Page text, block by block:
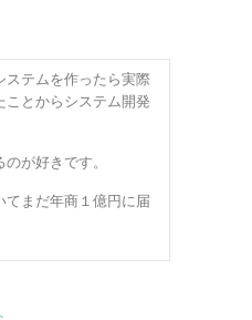
ステムを作ったら実際
ことからシステム開発
が好きです。
まだ年商１億円に届